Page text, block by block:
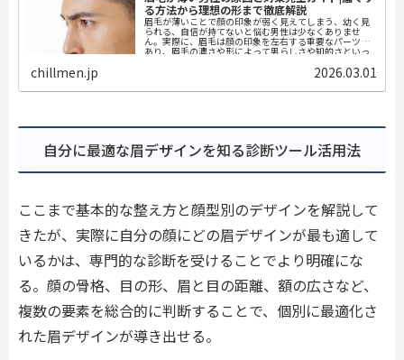
る方法から理想の形まで徹底解説
眉毛が薄いことで顔の印象が弱く見えてしまう、幼く見
られる、自信が持てないと悩む男性は少なくありませ
ん。実際に、眉毛は顔の印象を左右する重要なパーツで
あり、眉毛の濃さや形によって男らしさや知的さといっ
chillmen.jp 2026.03.01
自分に最適な眉デザインを知る診断ツール活用法
ここまで基本的な整え方と顔型別のデザインを解説して
きたが、実際に自分の顔にどの眉デザインが最も適して
いるかは、専門的な診断を受けることでより明確にな
る。顔の骨格、目の形、眉と目の距離、額の広さなど、
複数の要素を総合的に判断することで、個別に最適化さ
れた眉デザインが導き出せる。